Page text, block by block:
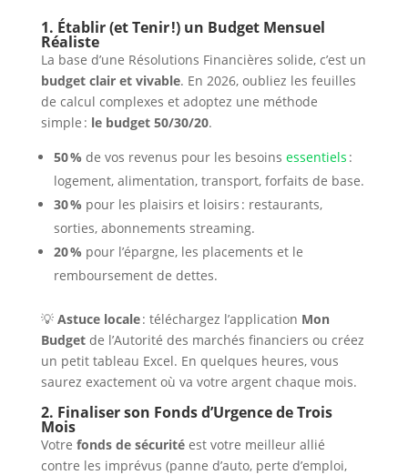
1. Établir (et Tenir !) un Budget Mensuel
Réaliste
La base d’une Résolutions Financières solide, c’est un
budget clair et vivable. En 2026, oubliez les feuilles
de calcul complexes et adoptez une méthode
simple : le budget 50/30/20.
50 % de vos revenus pour les besoins essentiels :
logement, alimentation, transport, forfaits de base.
30 % pour les plaisirs et loisirs : restaurants,
sorties, abonnements streaming.
20 % pour l’épargne, les placements et le
remboursement de dettes.
💡 Astuce locale: téléchargez l’application Mon
Budgetde l’Autorité des marchés financiers ou créez
un petit tableau Excel. En quelques heures, vous
saurez exactement où va votre argent chaque mois.
2. Finaliser son Fonds d’Urgence de Trois
Mois
Votre fonds de sécuritéest votre meilleur allié
contre les imprévus (panne d’auto, perte d’emploi,